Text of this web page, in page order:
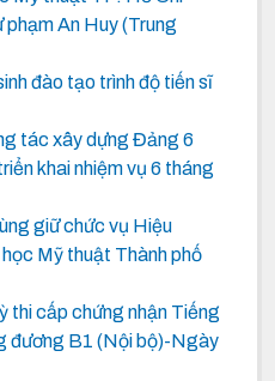
An Huy (Trung
đào tạo trình độ tiến sĩ
tác xây dựng Đảng 6
khai nhiệm vụ 6 tháng
giữ chức vụ Hiệu
Mỹ thuật Thành phố
thi cấp chứng nhận Tiếng
đương B1 (Nội bộ)-Ngày